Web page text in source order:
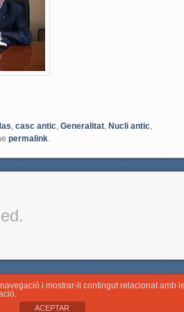
, casc antic, Generalitat, Nucli antic,
permalink.
i mostrar-li contingut relacionat
ACEPTAR